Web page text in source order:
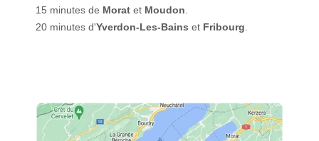
15 minutes de Morat et Moudon
20 minutes d'Yverdon-Les-Bains et Fribourg